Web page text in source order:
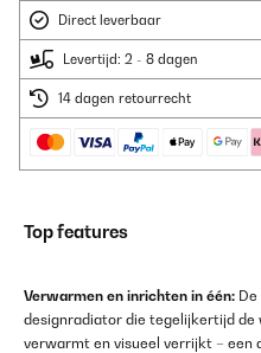
Direct leverbaar
Levertijd: 2 - 8 dagen
14 dagen retourrecht
Top features
Verwarmen en inrichten in één:
designradiator die tegelijkertijd de
verwarmt en visueel verrijkt – een